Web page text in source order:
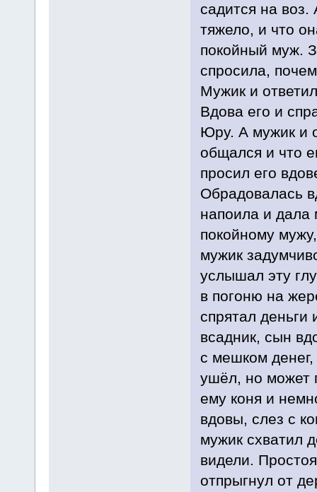
садится на
тяжело, и что
покойный муж.
спросила,
Мужик и
Вдова его и
Юру. А мужик и
общался и что
просил его
Обрадовалась
напоила и дала
покойному
мужик
услышал эту
в погоню на
спрятал
всадник, сын
с мешком денег,
ушёл, но может
ему коня и
вдовы, слез с
мужик схватил
видели.
отпрыгнул от